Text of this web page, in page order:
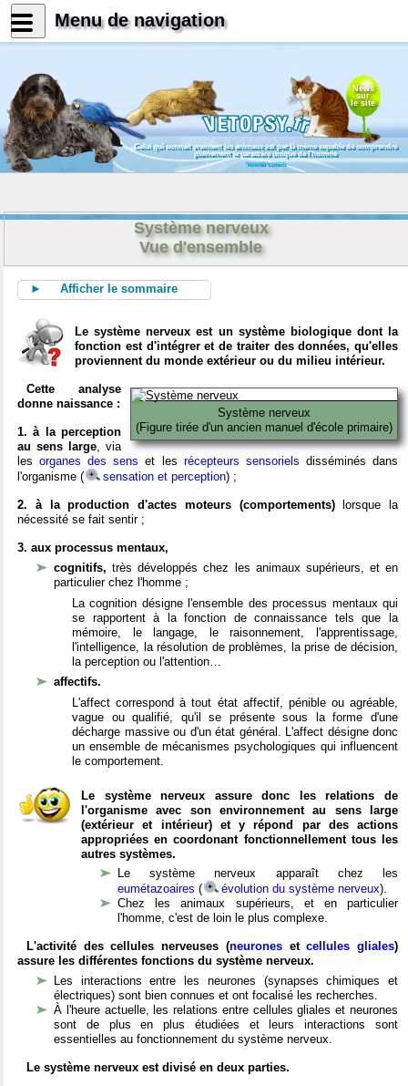
News
sur
le site
Celui qui connait vraiment les animaux est par là même capable de comprendre
pleinement le caractère unique de l'homme
Konrad Lorenz
Système nerveux
Vue d'ensemble
► Afficher le sommaire
Le système nerveux est un système biologique dont la
fonction est d'intégrer et de traiter des données, qu'elles
proviennent du monde extérieur ou du milieu intérieur.
Système nerveux
(Figure tirée d'un ancien manuel d'école primaire)
Cette analyse
donne naissance :
1. à la perception
au sens large, via
lesorganes des sens et les récepteurs sensoriels disséminés dans
l'organisme (
sensation et perception) ;
2. à la production d'actes moteurs (comportements)lorsque la
nécessité se fait sentir ;
3. aux processus mentaux,
cognitifs,très développés chez les animaux supérieurs, et en
particulier chez l'homme ;
La cognition désigne l'ensemble des processus mentaux qui
se rapportent à la fonction de connaissance tels que la
mémoire, le langage, le raisonnement, l'apprentissage,
l'intelligence, la résolution de problèmes, la prise de décision,
la perception ou l'attention…
affectifs.
L'affect correspond à tout état affectif, pénible ou agréable,
vague ou qualifié, qu'il se présente sous la forme d'une
décharge massive ou d'un état général. L'affect désigne donc
un ensemble de mécanismes psychologiques qui influencent
le comportement.
Le système nerveux assure donc les relations de
l'organisme avec son environnement au sens large
(extérieur et intérieur) et y répond par des actions
appropriées en coordonant fonctionnellement tous les
autres systèmes.
Le système nerveux apparaît chez les
eumétazoaires ( évolution du système nerveux).
Chez les animaux supérieurs, et en particulier
l'homme, c'est de loin le plus complexe.
L'activité des cellules nerveuses (neuronesetcellules gliales)
assure les différentes fonctions du système nerveux.
Les interactions entre les neurones (synapses chimiques et
électriques) sont bien connues et ont focalisé les recherches.
À l'heure actuelle, les relations entre cellules gliales et neurones
sont de plus en plus étudiées et leurs interactions sont
essentielles au fonctionnement du système nerveux.
Le système nerveux est divisé en deux parties.
Menu de navigation